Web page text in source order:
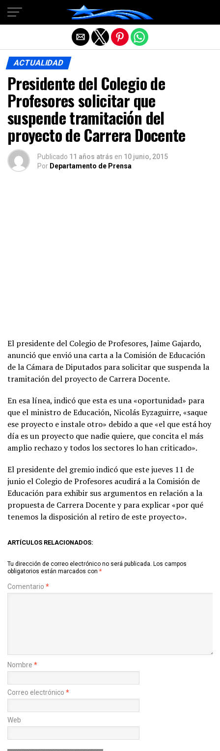
ACTUALIDAD
Presidente del Colegio de
Profesores solicitar que
suspende tramitación del
proyecto de Carrera Docente
Publicado 11 años atrás en 10 junio, 2015
Por Departamento de Prensa
El presidente del Colegio de Profesores, Jaime Gajardo,
anunció que envió una carta a la Comisión de Educación
de la Cámara de Diputados para solicitar que suspenda la
tramitación del proyecto de Carrera Docente.
En esa línea, indicó que esta es una «oportunidad» para
que el ministro de Educación, Nicolás Eyzaguirre, «saque
ese proyecto e instale otro» debido a que «el que está hoy
día es un proyecto que nadie quiere, que concita el más
amplio rechazo y todos los sectores lo han criticado».
El presidente del gremio indicó que este jueves 11 de
junio el Colegio de Profesores acudirá a la Comisión de
Educación para exhibir sus argumentos en relación a la
propuesta de Carrera Docente y para explicar «por qué
tenemos la disposición al retiro de este proyecto».
ARTÍCULOS RELACIONADOS:
Tu dirección de correo electrónico no será publicada. Los campos
obligatorios están marcados con *
Comentario *
Nombre *
Correo electrónico *
Web
Salir de la versión móvil